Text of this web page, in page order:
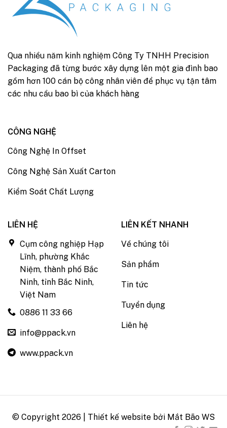
Qua nhiều năm kinh nghiệm Công Ty TNHH Precision
Packaging đã từng bước xây dựng lên một gia đình bao
gồm hơn 100 cán bộ công nhân viên để phục vụ tận tâm
các nhu cầu bao bì của khách hàng
CÔNG NGHỆ
Công Nghệ In Offset
Công Nghệ Sản Xuất Carton
Kiểm Soát Chất Lượng
LIÊN HỆ
Cụm công nghiệp Hạp
Lĩnh, phường Khắc
Niệm, thành phố Bắc
Ninh, tỉnh Bắc Ninh,
Việt Nam
0886 11 33 66
info@ppack.vn
www.ppack.vn
LIÊN KẾT NHANH
Về chúng tôi
Sản phẩm
Tin tức
Tuyển dụng
Liên hệ
© Copyright 2026 | Thiết kế website bởi Mắt Bão WS